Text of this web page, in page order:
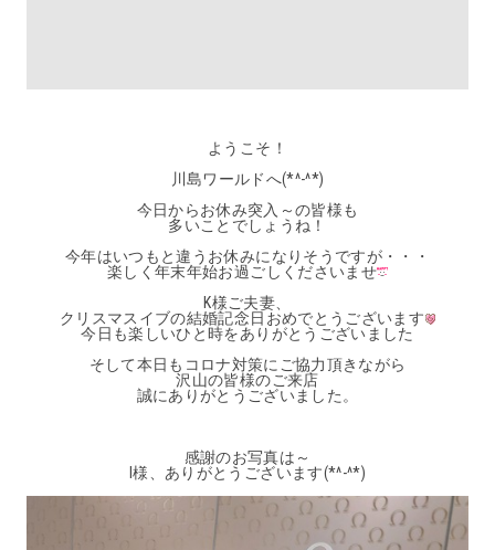
ようこそ！
川島ワールドへ(*^-^*)
今日からお休み突入～の皆様も
多いことでしょうね！
今年はいつもと違うお休みになりそうですが・・・
楽しく年末年始お過ごしくださいませ
K様ご夫妻、
クリスマスイブの結婚記念日おめでとうございます
今日も楽しいひと時をありがとうございました
そして本日もコロナ対策にご協力頂きながら
沢山の皆様のご来店
誠にありがとうございました。
感謝のお写真は～
I様、ありがとうございます(*^-^*)